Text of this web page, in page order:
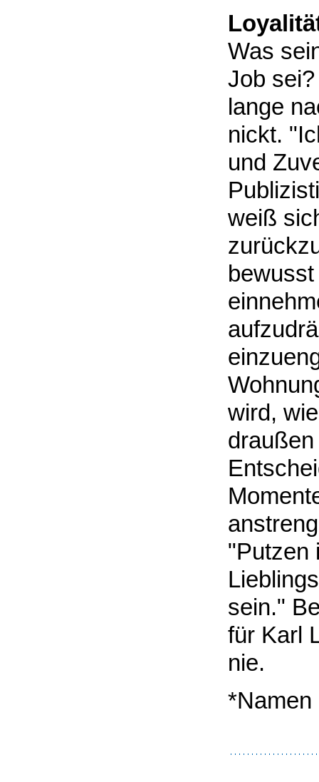
Was
Job
lange
nickt.
und
weiß
wird,
"Putzen
sein."
für Karl
nie.
*Namen